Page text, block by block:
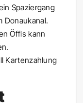
Spaziergang
Donaukanal.
Öffis kann
Kartenzahlung